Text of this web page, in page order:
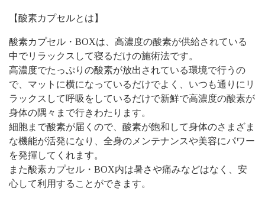
【酸素カプセルとは】
酸素カプセル・BOXは、高濃度の酸素が供給されている
中でリラックスして寝るだけの施術法です。
高濃度でたっぷりの酸素が放出されている環境で行うの
で、マットに横になっているだけでよく、いつも通りにリ
ラックスして呼吸をしているだけで新鮮で高濃度の酸素が
身体の隅々まで行きわたります。
細胞まで酸素が届くので、酸素が飽和して身体のさまざま
な機能が活発になり、全身のメンテナンスや美容にパワー
を発揮してくれます。
また酸素カプセル・BOX内は暑さや痛みなどはなく、安
心して利用することができます。